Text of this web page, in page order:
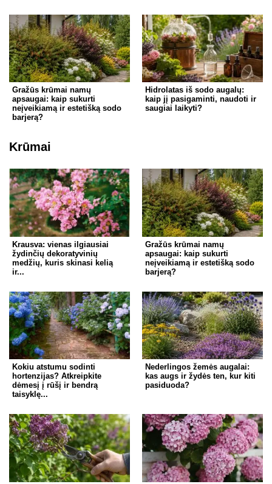
Gražūs krūmai namų
apsaugai: kaip sukurti
neįveikiamą ir estetišką sodo
barjerą?
Hidrolatas iš sodo augalų:
kaip jį pasigaminti, naudoti ir
saugiai laikyti?
Krūmai
Krausva: vienas ilgiausiai
žydinčių dekoratyvinių
medžių, kuris skinasi kelią
ir...
Gražūs krūmai namų
apsaugai: kaip sukurti
neįveikiamą ir estetišką sodo
barjerą?
Kokiu atstumu sodinti
hortenzijas? Atkreipkite
dėmesį į rūšį ir bendrą
taisyklę...
Nederlingos žemės augalai:
kas augs ir žydės ten, kur kiti
pasiduoda?